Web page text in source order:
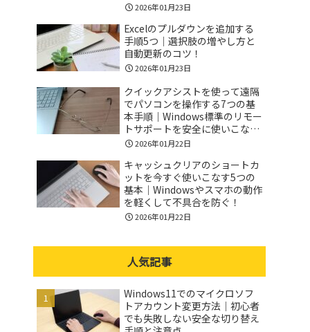
2026年01月23日
Excelのプルダウンを追加する
手順5つ｜選択肢の増やし方と
自動更新のコツ！
2026年01月23日
クイックアシストを使って遠隔
でパソコンを操作する7つの基
本手順｜Windows標準のリモー
トサポートを安全に使いこなす
コツ！
2026年01月22日
キャッシュクリアのショートカ
ットを今すぐ使いこなす5つの
基本｜Windowsやスマホの動作
を軽くして不具合を防ぐ！
2026年01月22日
人気記事
Windows11でのマイクロソフ
トアカウント変更方法｜初心者
でも失敗しない安全な切り替え